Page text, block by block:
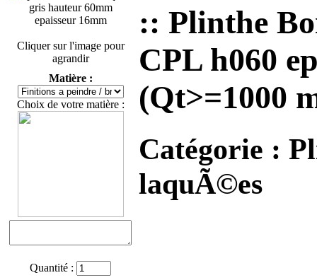
Cliquer sur l'image pour
agrandir
Matière :
Choix de votre matière :
Quantité :
:: Plinthe
CPL h060
(Qt>=1000
Catégorie :
laquÃ©es